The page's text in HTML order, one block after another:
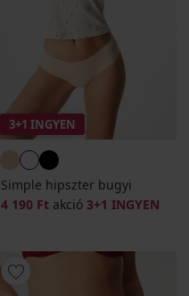
3+1 INGYEN
Simple hipszter bugyi
4 190 Ft akció 3+1 INGYEN